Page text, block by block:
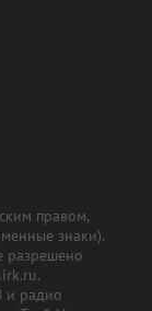
правом,
знаки).
разрешено
и радио